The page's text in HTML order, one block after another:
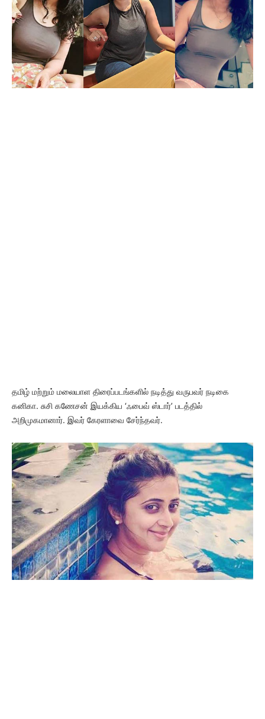
தமிழ் மற்றும் மலையாள திரைப்படங்களில் நடித்து வருபவர் நடிகை
கனிகா. சுசி கணேசன் இயக்கிய ‘ஃபைவ் ஸ்டார்’ படத்தில்
அறிமுகமானார். இவர் கேரளாவை சேர்ந்தவர்.